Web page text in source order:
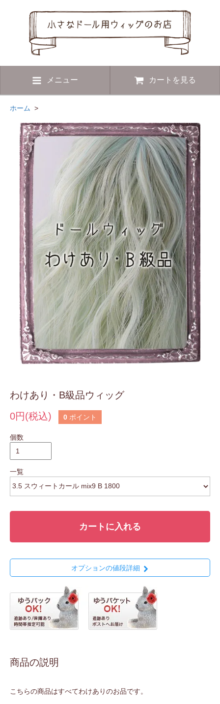
メニュー カートを見る
ホーム >
わけあり・B級品ウィッグ
0円(税込)
0 ポイント
個数
一覧
カートに入れる
オプションの値段詳細
商品の説明
こちらの商品はすべてわけありのお品です。